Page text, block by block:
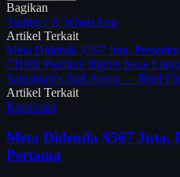
Bagikan
Twitter / X WhatsApp
Artikel Terkait
Meta Didenda $567 Juta,
CBRE Pastikan Rights Issue
Sainsbury's Jual Argos — Ritel
Artikel Terkait
Korporasi
Meta Didenda $567 Juta,
Pertama